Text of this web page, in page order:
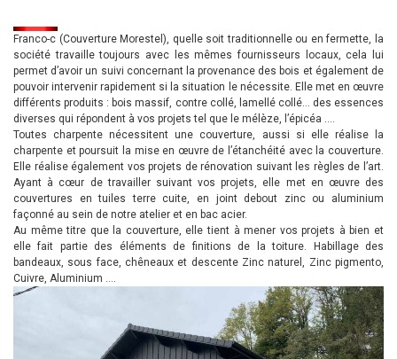
Franco-c (Couverture Morestel), quelle soit traditionnelle ou en fermette, la
société travaille toujours avec les mêmes fournisseurs locaux, cela lui
permet d’avoir un suivi concernant la provenance des bois et également de
pouvoir intervenir rapidement si la situation le nécessite. Elle met en œuvre
différents produits : bois massif, contre collé, lamellé collé… des essences
diverses qui répondent à vos projets tel que le mélèze, l’épicéa ….
Toutes charpente nécessitent une couverture, aussi si elle réalise la
charpente et poursuit la mise en œuvre de l’étanchéité avec la couverture.
Elle réalise également vos projets de rénovation suivant les règles de l’art.
Ayant à cœur de travailler suivant vos projets, elle met en œuvre des
couvertures en tuiles terre cuite, en joint debout zinc ou aluminium
façonné au sein de notre atelier et en bac acier.
Au même titre que la couverture, elle tient à mener vos projets à bien et
elle fait partie des éléments de finitions de la toiture. Habillage des
bandeaux, sous face, chêneaux et descente Zinc naturel, Zinc pigmento,
Cuivre, Aluminium ….